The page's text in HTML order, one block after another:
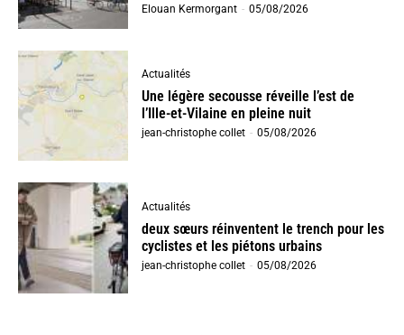
Elouan Kermorgant - 05/08/2026
Actualités
Une légère secousse réveille l’est de
l’Ille-et-Vilaine en pleine nuit
jean-christophe collet - 05/08/2026
Actualités
deux sœurs réinventent le trench pour les
cyclistes et les piétons urbains
jean-christophe collet - 05/08/2026